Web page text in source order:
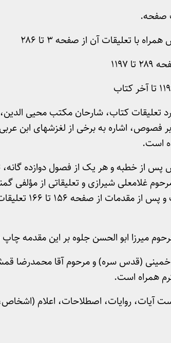
کتاب، شارحان مکتب محیی الدین،
فصوص، اشاره به برخی از لغزشهای ابن
است.
از خطبه و هر یک از فصول دوازده گانه،
از مصحح محترم
خمینی (قدس سره) و مرحوم آقا محمدرضا
همراه است.
آیات، روایات، اصطلاحات، اعلام